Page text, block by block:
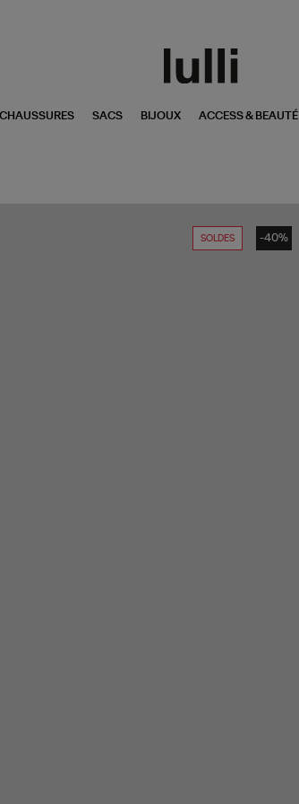
CHAUSSURES SACS BIJOUX ACCESS & BEAUTÉ
SOLDES -40%